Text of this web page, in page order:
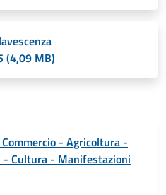
(4,09 MB)
- Agricoltura -
- Cultura - Manifestazioni